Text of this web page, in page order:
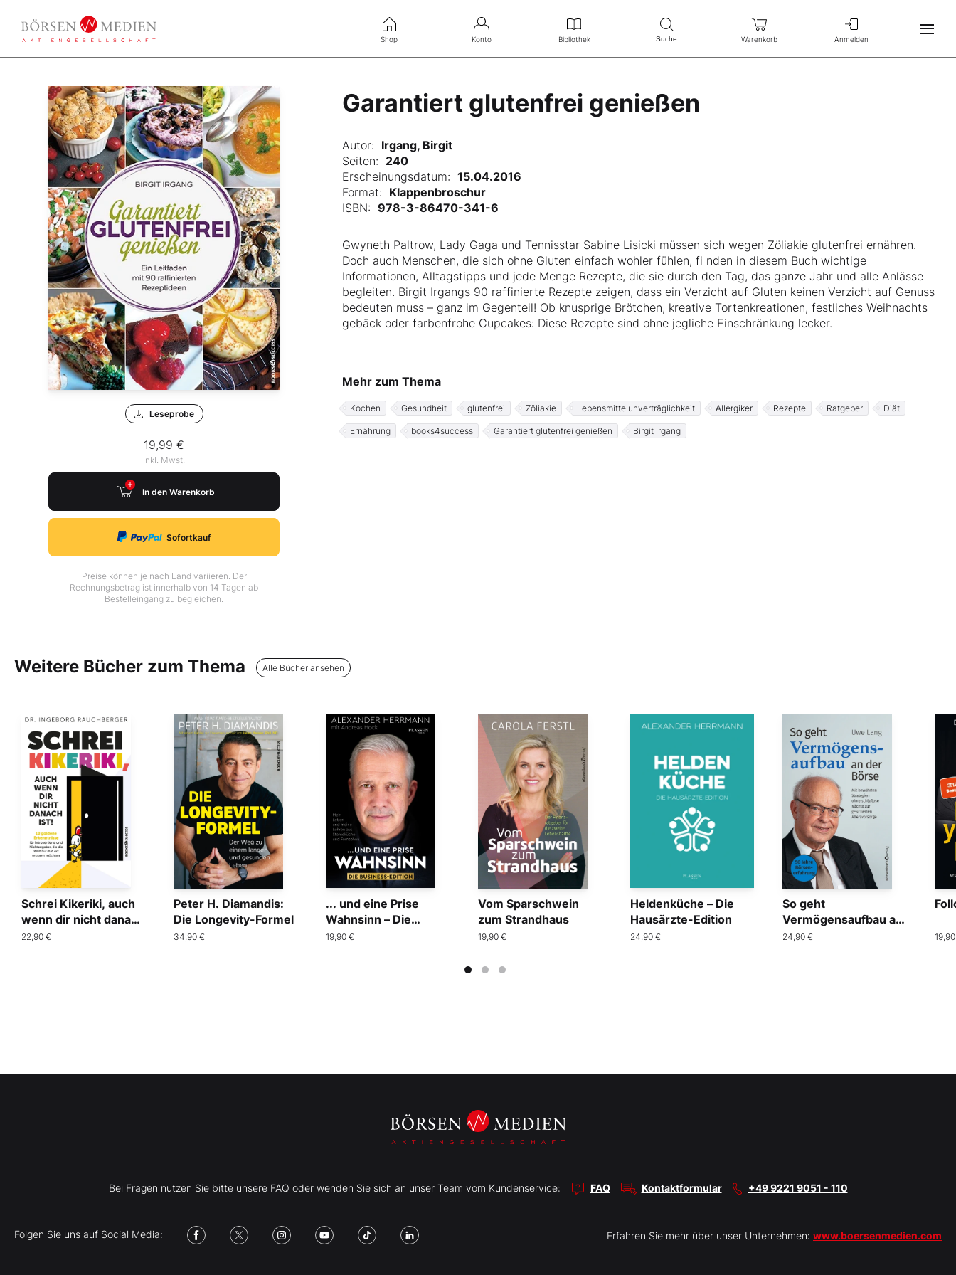
Shop Konto Bibliothek Suche Warenkorb Anmelden
Garantiert glutenfrei genießen
Leseprobe
19,99 €
inkl. Mwst.
In den Warenkorb
Sofortkauf
Preise können je nach Land variieren. Der
Rechnungsbetrag ist innerhalb von 14 Tagen ab
Bestelleingang zu begleichen.
Gwyneth Paltrow, Lady Gaga und Tennisstar Sabine Lisicki müssen sich wegen Zöliakie glutenfrei ernähren.
Doch auch Menschen, die sich ohne Gluten einfach wohler fühlen, fi nden in diesem Buch wichtige
Informationen, Alltagstipps und jede Menge Rezepte, die sie durch den Tag, das ganze Jahr und alle Anlässe
begleiten. Birgit Irgangs 90 raffinierte Rezepte zeigen, dass ein Verzicht auf Gluten keinen Verzicht auf Genuss
bedeuten muss – ganz im Gegenteil! Ob knusprige Brötchen, kreative Tortenkreationen, festliches Weihnachts
gebäck oder farbenfrohe Cupcakes: Diese Rezepte sind ohne jegliche Einschränkung lecker.
Autor: Irgang, Birgit
Seiten: 240
Erscheinungsdatum: 15.04.2016
Format: Klappenbroschur
ISBN: 978-3-86470-341-6
Mehr zum Thema
Kochen Gesundheit glutenfrei Zöliakie Lebensmittelunverträglichkeit Allergiker Rezepte Ratgeber Diät
Ernährung books4success Garantiert glutenfrei genießen Birgit Irgang
Weitere Bücher zum Thema Alle Bücher ansehen
Schrei Kikeriki, auch
wenn dir nicht danach
ist!
22,90 €
Peter H. Diamandis:
Die Longevity-Formel
34,90 €
... und eine Prise
Wahnsinn – Die
Business-Edition
19,90 €
Vom Sparschwein
zum Strandhaus
19,90 €
Heldenküche – Die
Hausärzte-Edition
24,90 €
So geht
Vermögensaufbau an
der Börse
24,90 €
Bei Fragen nutzen Sie bitte unsere FAQ oder wenden Sie sich an unser Team vom Kundenservice: FAQ Kontaktformular +49 9221 9051 - 110
Folgen Sie uns auf Social Media: Erfahren Sie mehr über unser Unternehmen: www.boersenmedien.com